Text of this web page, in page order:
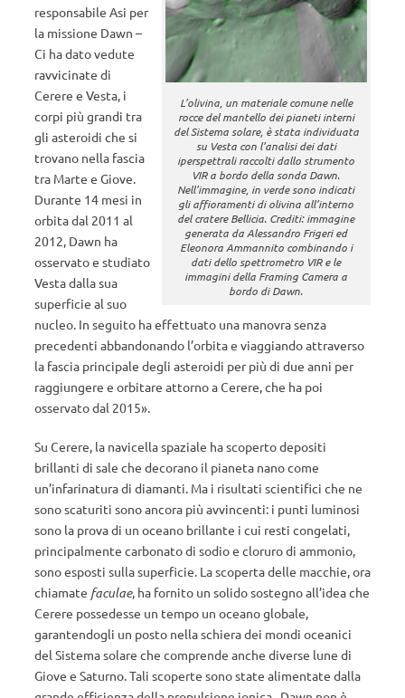
L’olivina, un materiale comune nelle
rocce del mantello dei pianeti interni
del Sistema solare, è stata individuata
su Vesta con l’analisi dei dati
iperspettrali raccolti dallo strumento
VIR a bordo della sonda Dawn.
Nell’immagine, in verde sono indicati
gli affioramenti di olivina all’interno
del cratere Bellicia. Crediti: immagine
generata da Alessandro Frigeri ed
Eleonora Ammannito combinando i
dati dello spettrometro VIR e le
immagini della Framing Camera a
bordo di Dawn.
responsabile Asi per
la missione Dawn –
Ci ha dato vedute
ravvicinate di
Cerere e Vesta, i
corpi più grandi tra
gli asteroidi che si
trovano nella fascia
tra Marte e Giove.
Durante 14 mesi in
orbita dal 2011 al
2012, Dawn ha
osservato e studiato
Vesta dalla sua
superficie al suo
nucleo. In seguito ha effettuato una manovra senza
precedenti abbandonando l’orbita e viaggiando attraverso
la fascia principale degli asteroidi per più di due anni per
raggiungere e orbitare attorno a Cerere, che ha poi
osservato dal 2015».
Su Cerere, la navicella spaziale ha scoperto depositi
brillanti di sale che decorano il pianeta nano come
un’infarinatura di diamanti. Ma i risultati scientifici che ne
sono scaturiti sono ancora più avvincenti: i punti luminosi
sono la prova di un oceano brillante i cui resti congelati,
principalmente carbonato di sodio e cloruro di ammonio,
sono esposti sulla superficie. La scoperta delle macchie, ora
chiamate faculae, ha fornito un solido sostegno all’idea che
Cerere possedesse un tempo un oceano globale,
garantendogli un posto nella schiera dei mondi oceanici
del Sistema solare che comprende anche diverse lune di
Giove e Saturno. Tali scoperte sono state alimentate dalla